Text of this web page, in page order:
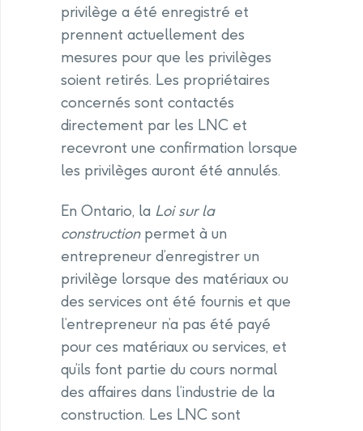
privilège a été enregistré et
prennent actuellement des
mesures pour que les privilèges
soient retirés. Les propriétaires
concernés sont contactés
directement par les LNC et
recevront une confirmation lorsque
les privilèges auront été annulés.
En Ontario, la Loi sur la
constructionpermet à un
entrepreneur d’enregistrer un
privilège lorsque des matériaux ou
des services ont été fournis et que
l’entrepreneur n’a pas été payé
pour ces matériaux ou services, et
qu’ils font partie du cours normal
des affaires dans l’industrie de la
construction. Les LNC sont